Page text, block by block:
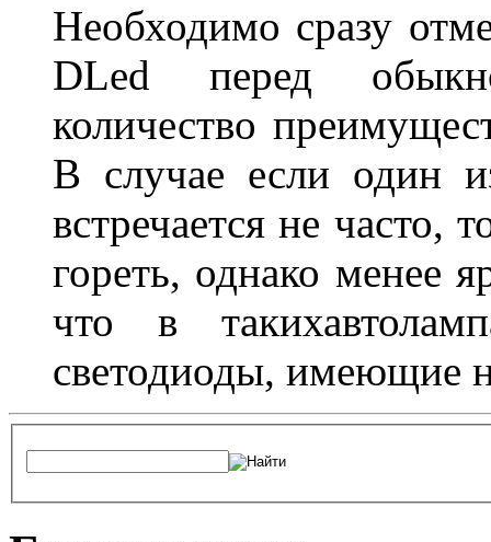
Необходимо сразу
DLed перед
количество
В случае если один
встречается не часто,
гореть, однако менее
что в
светодиоды, имеющие